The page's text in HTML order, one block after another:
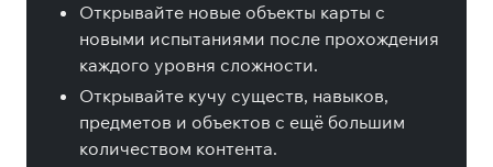
Открывайте новые объекты карты с
новыми испытаниями после прохождения
каждого уровня сложности.
Открывайте кучу существ, навыков,
предметов и объектов с ещё большим
количеством контента.